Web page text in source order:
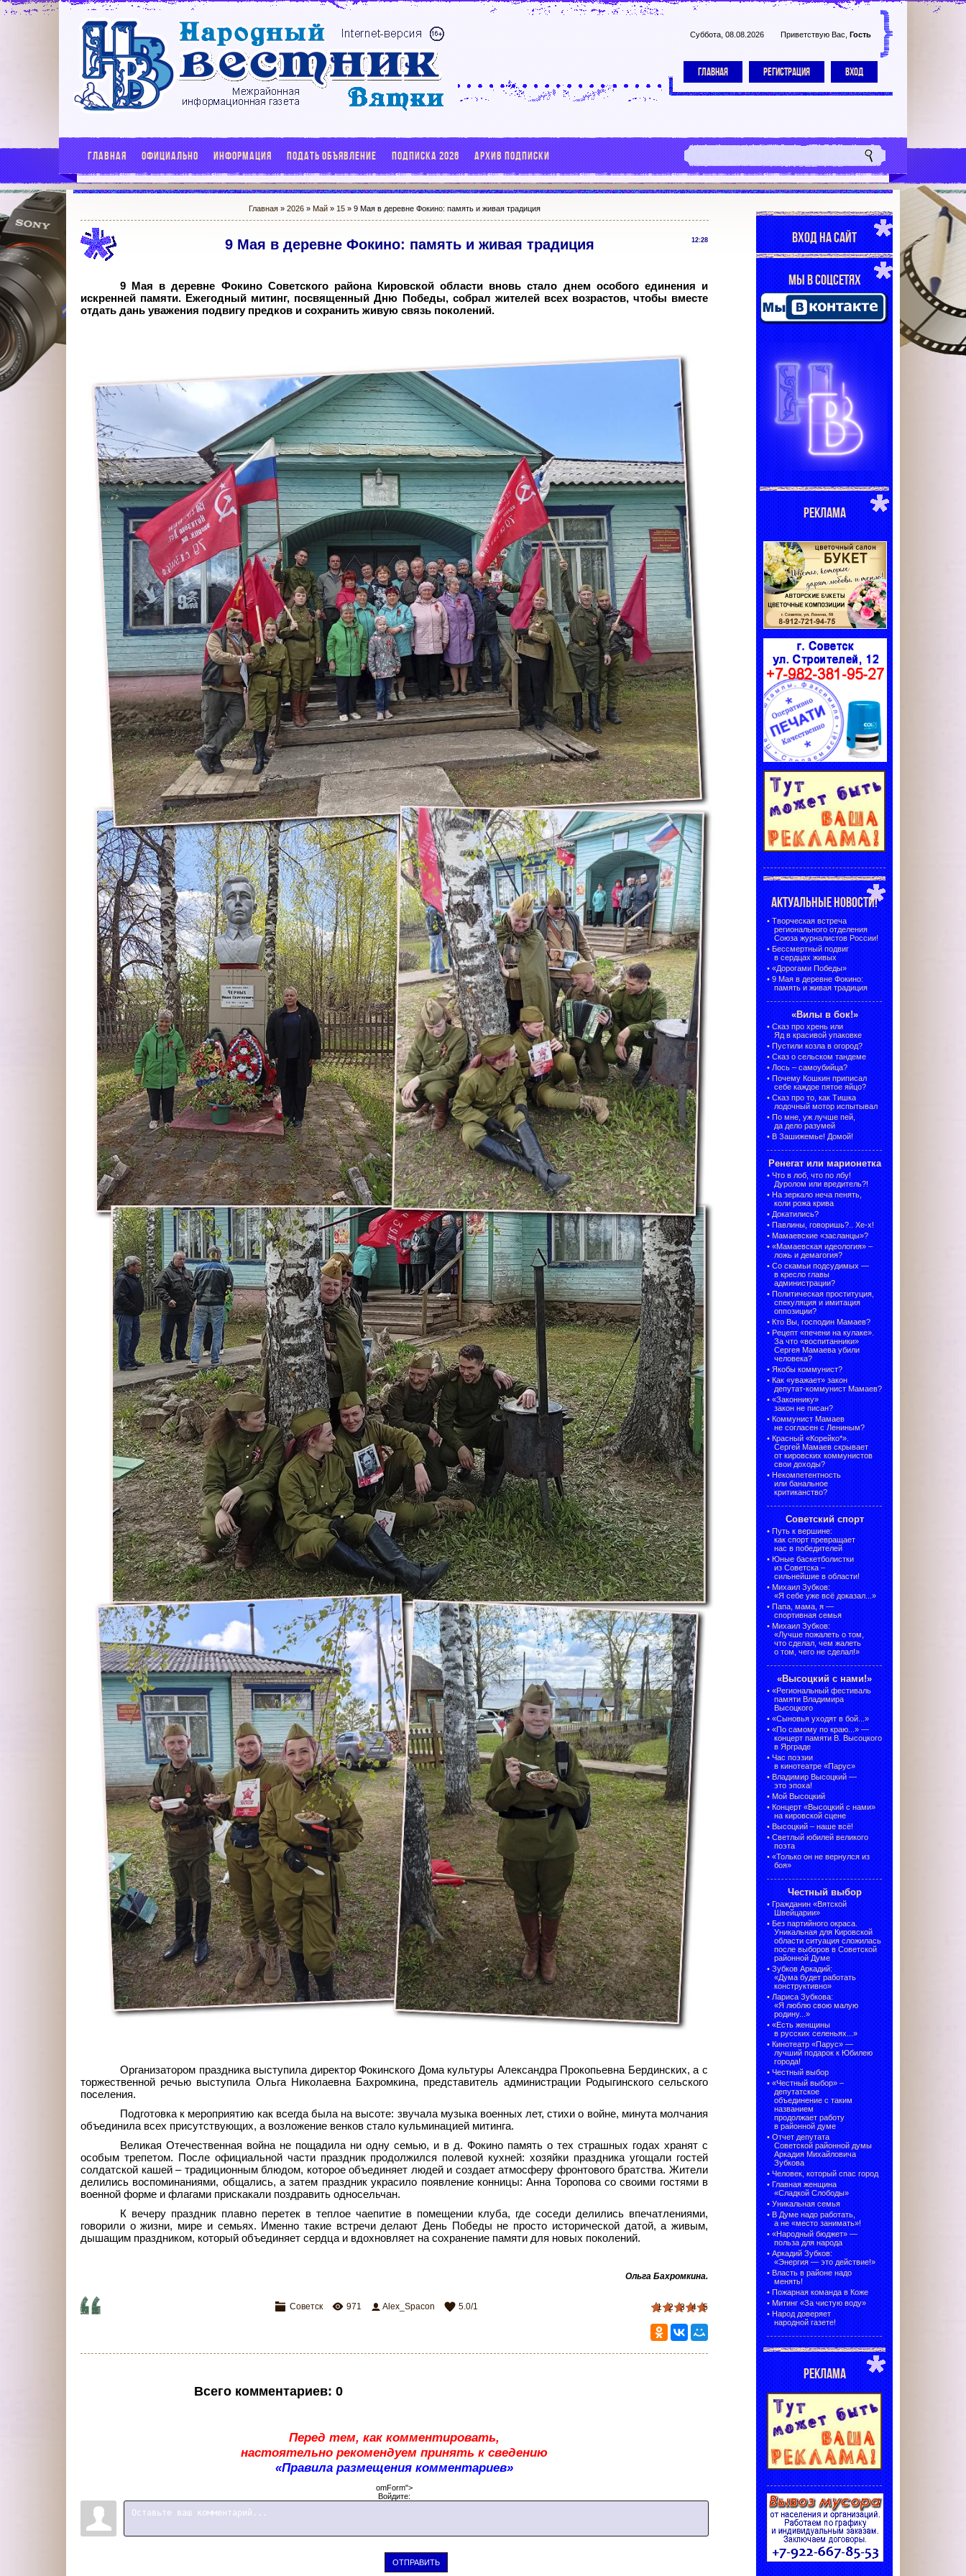
Суббота, 08.08.2026 Приветствую Вас Гость
ГЛАВНАЯ РЕГИСТРАЦИЯ ВХОД
ГЛАВНАЯ ОФИЦИАЛЬНО ИНФОРМАЦИЯ ПОДАТЬ ОБЪЯВЛЕНИЕ ПОДПИСКА 2026 АРХИВ ПОДПИСКИ
Главная» 2026 » Май » 15» 9 Мая в деревне Фокино: память и живая традиция
12:28
9 Мая в деревне Фокино: память и живая традиция
9 Мая в деревне Фокино Советского района Кировской области вновь стало днем особого единения и
искренней памяти. Ежегодный митинг, посвященный Дню Победы, собрал жителей всех возрастов, чтобы вместе
отдать дань уважения подвигу предков и сохранить живую связь поколений.
Организатором праздника выступила директор Фокинского Дома культуры Александра Прокопьевна Бердинских, а с
торжественной речью выступила Ольга Николаевна Бахромкина, представитель администрации Родыгинского сельского
поселения.
Подготовка к мероприятию как всегда была на высоте: звучала музыка военных лет, стихи о войне, минута молчания
объединила всех присутствующих, а возложение венков стало кульминацией митинга.
Великая Отечественная война не пощадила ни одну семью, и в д. Фокино память о тех страшных годах хранят с
особым трепетом. После официальной части праздник продолжился полевой кухней: хозяйки праздника угощали гостей
солдатской кашей – традиционным блюдом, которое объединяет людей и создает атмосферу фронтового братства. Жители
делились воспоминаниями, общались, а затем праздник украсило появление конницы: Анна Торопова со своими гостями в
военной форме и флагами прискакали поздравить односельчан.
К вечеру праздник плавно перетек в теплое чаепитие в помещении клуба, где соседи делились впечатлениями,
говорили о жизни, мире и семьях. Именно такие встречи делают День Победы не просто исторической датой, а живым,
дышащим праздником, который объединяет сердца и вдохновляет на сохранение памяти для новых поколений.
Ольга Бахромкина.
1 2 3 4 5
Советск 971 Alex_Spacon 5.0/1
Всего комментариев: 0
Перед тем, как комментировать,
настоятельно рекомендуем принять к сведению
«Правила размещения комментариев»
omForm">
Войдите:
ОТПРАВИТЬ
ВХОД НА САЙТ
МЫ В СОЦСЕТЯХ
РЕКЛАМА
АКТУАЛЬНЫЕ НОВОСТИ!
• Творческая встреча
регионального отделения
Союза журналистов России!
• Бессмертный подвиг
в сердцах живых
• «Дорогами Победы»
• 9 Мая в деревне Фокино:
память и живая традиция
«Вилы в бок!»
• Сказ про хрень или
Яд в красивой упаковке
• Пустили козла в огород?
• Сказ о сельском тандеме
• Лось – самоубийца?
• Почему Кошкин приписал
себе каждое пятое яйцо?
• Сказ про то, как Тишка
лодочный мотор испытывал
• По мне, уж лучше пей,
да дело разумей
• В Зашижемье! Домой!
Ренегат или марионетка
• Что в лоб, что по лбу!
Дуролом или вредитель?!
• На зеркало неча пенять,
коли рожа крива
• Докатились?
• Павлины, говоришь?.. Хе-х!
• Мамаевские «засланцы»?
• «Мамаевская идеология» –
ложь и демагогия?
• Со скамьи подсудимых —
в кресло главы
администрации?
• Политическая проституция,
спекуляция и имитация
оппозиции?
• Кто Вы, господин Мамаев?
• Рецепт «печени на кулаке».
За что «воспитанники»
Сергея Мамаева убили
человека?
• Якобы коммунист?
• Как «уважает» закон
депутат-коммунист Мамаев?
• «Законнику»
закон не писан?
• Коммунист Мамаев
не согласен с Лениным?
• Красный «Корейко*».
Сергей Мамаев скрывает
от кировских коммунистов
свои доходы?
• Некомпетентность
или банальное
критиканство?
Советский спорт
• Путь к вершине:
как спорт превращает
нас в победителей
• Юные баскетболистки
из Советска –
сильнейшие в области!
• Михаил Зубков:
«Я себе уже всё доказал...»
• Папа, мама, я —
спортивная семья
• Михаил Зубков:
«Лучше пожалеть о том,
что сделал, чем жалеть
о том, чего не сделал!»
«Высоцкий с нами!»
• «Региональный фестиваль
памяти Владимира
Высоцкого
• «Сыновья уходят в бой...»
• «По самому по краю...» —
концерт памяти В. Высоцкого
в Ярграде
• Час поэзии
в кинотеатре «Парус»
• Владимир Высоцкий —
это эпоха!
• Мой Высоцкий
• Концерт «Высоцкий с нами»
на кировской сцене
• Высоцкий – наше всё!
• Светлый юбилей великого
поэта
• «Только он не вернулся из
боя»
Честный выбор
• Гражданин «Вятской
Швейцарии»
• Без партийного окраса.
Уникальная для Кировской
области ситуация сложилась
после выборов в Советской
районной Думе
• Зубков Аркадий:
«Дума будет работать
конструктивно»
• Лариса Зубкова:
«Я люблю свою малую
родину...»
• «Есть женщины
в русских селеньях...»
• Кинотеатр «Парус» —
лучший подарок к Юбилею
города!
• Честный выбор
• «Честный выбор» –
депутатское
объединение с таким
названием
продолжает работу
в районной думе
• Отчет депутата
Советской районной думы
Аркадия Михайловича
Зубкова
• Человек, который спас город
• Главная женщина
«Сладкой Слободы»
• Уникальная семья
• В Думе надо работать,
а не «место занимать»!
• «Народный бюджет» —
польза для народа
• Аркадий Зубков:
«Энергия — это действие!»
• Власть в районе надо
менять!
• Пожарная команда в Коже
• Митинг «За чистую воду»
• Народ доверяет
народной газете!
РЕКЛАМА